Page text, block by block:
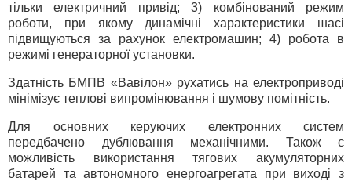
тільки електричний привід; 3) комбінований режим
роботи, при якому динамічні характеристики шасі
підвищуються за рахунок електромашин; 4) робота в
режимі генераторної установки.
Здатність БМПВ «Вавілон» рухатись на електроприводі
мінімізує теплові випромінювання і шумову помітність.
Для основних керуючих електронних систем
передбачено дублювання механічними. Також є
можливість використання тягових акумуляторних
батарей та автономного енергоагрегата при виході з